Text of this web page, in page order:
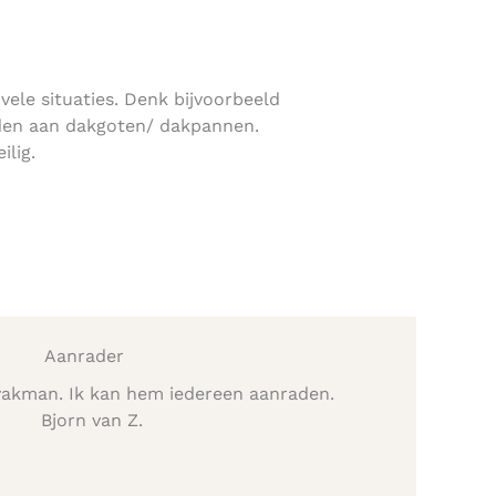
situaties. Denk bijvoorbeeld
aan dakgoten/ dakpannen.
Aanrader
Ik kan hem iedereen aanraden.
Bjorn van Z.